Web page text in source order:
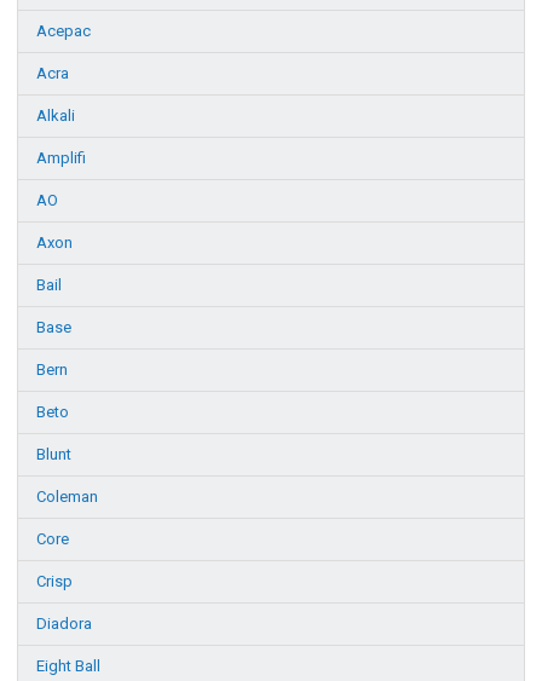
Acepac
Acra
Alkali
Amplifi
AO
Axon
Bail
Base
Bern
Beto
Blunt
Coleman
Core
Crisp
Diadora
Eight Ball